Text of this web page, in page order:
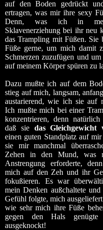
auf den Boden gedrückt
ertragen, was mir ihre sexy
Denn, was ich in
Sklavenerziehung bei ihr neu
das Trampling mit Füßen. Sie
Füße gerne, um mich damit
Schmerzen zuzufügen und
auf meinem Körper spüren zu
Dazu mußte ich auf dem
stieg auf mich, langsam,
austarierend, wie ich sie auf
Ich mußte mich bei einer
konzentrieren, denn
daß sie das Gleichgewicht
einen guten Standplatz auf
sie mir manchmal
Zehen in den Mund, was
Anstrengung erforderte,
mich auf den Zeh und ihr
fokußieren. Es war
mein Denken außchaltete
Gefühl folgte, mich
wie sehr mich ihre Füße
gegen den Hals
ausgeknockt!